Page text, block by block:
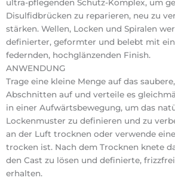
ultra-pflegenden Schutz-Komplex, um
Disulfidbrücken zu reparieren, neu zu
stärken. Wellen, Locken und Spiralen
definierter, geformter und belebt mit
federnden, hochglänzenden Finish.
ANWENDUNG
Trage eine kleine Menge auf das
Abschnitten auf und verteile es
in einer Aufwärtsbewegung, um das
Lockenmuster zu definieren und zu
an der Luft trocknen oder verwende
trocken ist. Nach dem Trocknen knete
den Cast zu lösen und definierte,
erhalten.